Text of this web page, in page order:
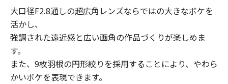
大口径F2.8通しの超広角レンズならではの大きなボケを
活かし、
強調された遠近感と広い画角の作品づくりが楽しめま
す。
また、9枚羽根の円形絞りを採用することにより、やわら
かいボケを表現できます。